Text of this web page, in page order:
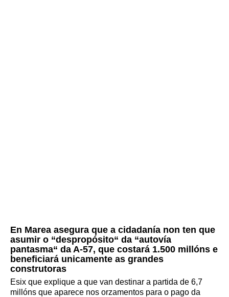
En Marea asegura que a cidadanía non ten que
asumir o “despropósito“ da “autovía
pantasma“ da A-57, que costará 1.500 millóns e
beneficiará unicamente as grandes
construtoras
Esix que explique a que van destinar a partida de 6,7
millóns que aparece nos orzamentos para o pago da